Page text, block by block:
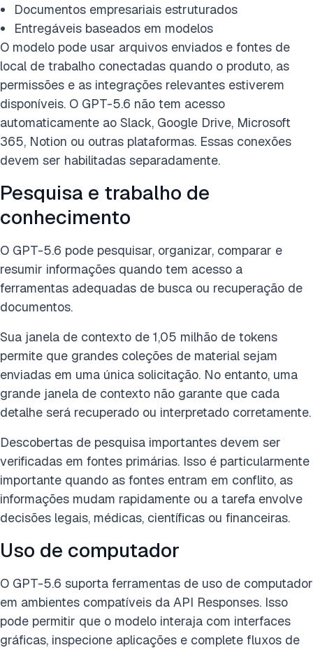
Documentos empresariais estruturados
Entregáveis baseados em modelos
O modelo pode usar arquivos enviados e fontes de
local de trabalho conectadas quando o produto, as
permissões e as integrações relevantes estiverem
disponíveis. O GPT-5.6 não tem acesso
automaticamente ao Slack, Google Drive, Microsoft
365, Notion ou outras plataformas. Essas conexões
devem ser habilitadas separadamente.
Pesquisa e trabalho de
conhecimento
O GPT-5.6 pode pesquisar, organizar, comparar e
resumir informações quando tem acesso a
ferramentas adequadas de busca ou recuperação de
documentos.
Sua janela de contexto de 1,05 milhão de tokens
permite que grandes coleções de material sejam
enviadas em uma única solicitação. No entanto, uma
grande janela de contexto não garante que cada
detalhe será recuperado ou interpretado corretamente.
Descobertas de pesquisa importantes devem ser
verificadas em fontes primárias. Isso é particularmente
importante quando as fontes entram em conflito, as
informações mudam rapidamente ou a tarefa envolve
decisões legais, médicas, científicas ou financeiras.
Uso de computador
O GPT-5.6 suporta ferramentas de uso de computador
em ambientes compatíveis da API Responses. Isso
pode permitir que o modelo interaja com interfaces
gráficas, inspecione aplicações e complete fluxos de